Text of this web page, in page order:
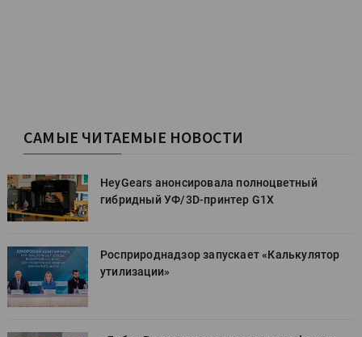
САМЫЕ ЧИТАЕМЫЕ НОВОСТИ
HeyGears анонсировала полноцветный
гибридный УФ/3D-принтер G1X
Росприроднадзор запускает «Калькулятор
утилизации»